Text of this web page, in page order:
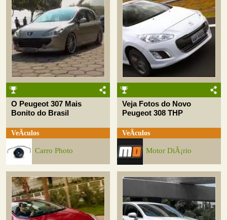
O Peugeot 307 Mais
Bonito do Brasil
VeÃ­culos
Carro Photo
Veja Fotos do Novo
Peugeot 308 THP
VeÃ­culos
Motor DiÃ¡rio